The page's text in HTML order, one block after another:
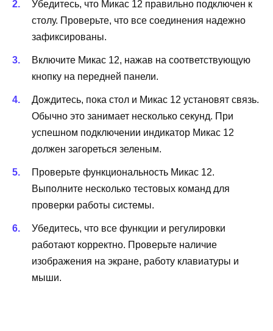
Убедитесь, что Микас 12 правильно подключен к
столу. Проверьте, что все соединения надежно
зафиксированы.
Включите Микас 12, нажав на соответствующую
кнопку на передней панели.
Дождитесь, пока стол и Микас 12 установят связь.
Обычно это занимает несколько секунд. При
успешном подключении индикатор Микас 12
должен загореться зеленым.
Проверьте функциональность Микас 12.
Выполните несколько тестовых команд для
проверки работы системы.
Убедитесь, что все функции и регулировки
работают корректно. Проверьте наличие
изображения на экране, работу клавиатуры и
мыши.